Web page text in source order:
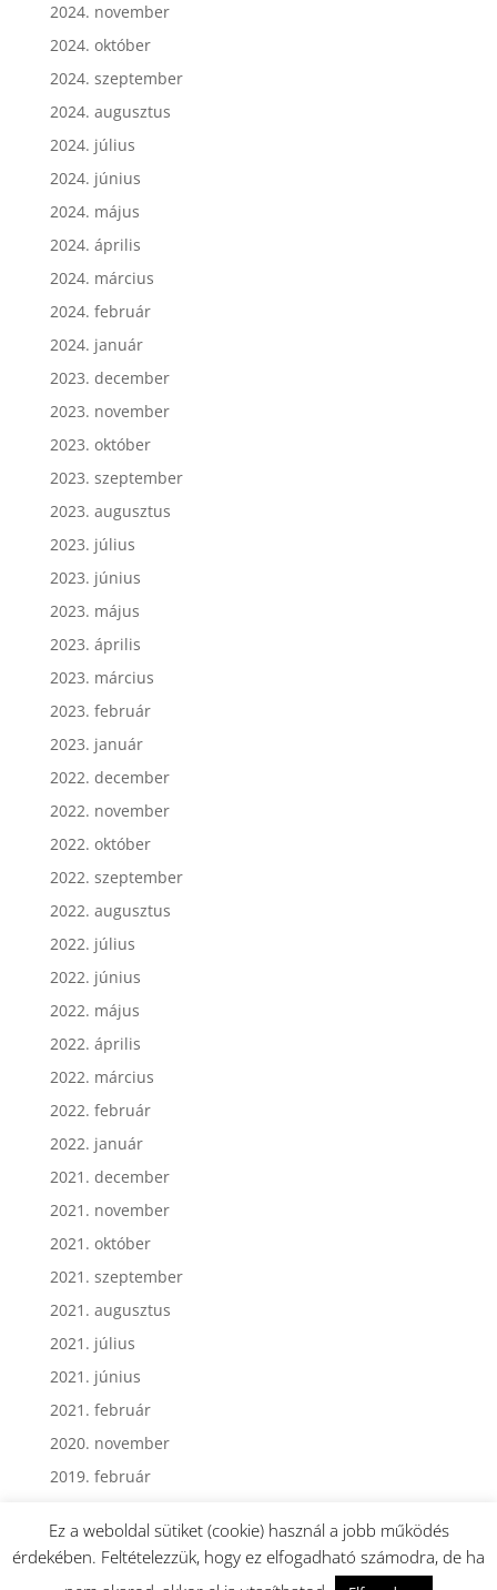
2024. november
2024. október
2024. szeptember
2024. augusztus
2024. július
2024. június
2024. május
2024. április
2024. március
2024. február
2024. január
2023. december
2023. november
2023. október
2023. szeptember
2023. augusztus
2023. július
2023. június
2023. május
2023. április
2023. március
2023. február
2023. január
2022. december
2022. november
2022. október
2022. szeptember
2022. augusztus
2022. július
2022. június
2022. május
2022. április
2022. március
2022. február
2022. január
2021. december
2021. november
2021. október
2021. szeptember
2021. augusztus
2021. július
2021. június
2021. február
2020. november
2019. február
Ez a weboldal sütiket (cookie) használ a jobb működés
érdekében. Feltételezzük, hogy ez elfogadható számodra, de ha